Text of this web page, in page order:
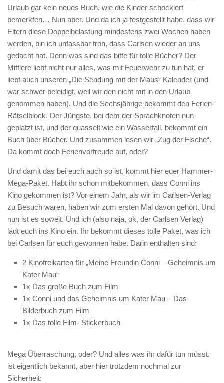
Urlaub gar kein neues Buch, wie die Kinder schockiert
bemerkten… Nun aber. Und da ich ja festgestellt habe, dass wir
Eltern diese Doppelbelastung mindestens zwei Wochen haben
werden, bin ich unfassbar froh, dass Carlsen wieder an uns
gedacht hat. Denn was sind das bitte für tolle Bücher? Der
Mittlere liebt nicht nur alles, was mit Feuerwehr zu tun hat, er
liebt auch unseren „Die Sendung mit der Maus“ Kalender (und
war schwer beleidigt, weil wir den nicht mit in den Urlaub
genommen haben). Und die Sechsjährige bekommt den Ferien-
Rätselblock. Der Jüngste, bei dem der Sprachknoten nun
geplatzt ist, und der quasselt wie ein Wasserfall, bekommt ein
Buch über Bücher. Und zusammen lesen wir „Zug der Fische“.
Da kommt doch Ferienvorfreude auf, oder?
Und damit das bei euch auch so ist, kommt hier euer Hammer-
Mega-Paket. Habt ihr schon mitbekommen, dass Conni ins
Kino gekommen ist? Vor einem Jahr, als wir im Carlsen-Verlag
zu Besuch waren, haben wir zum ersten Mal davon gehört. Und
nun ist es soweit. Und ich (also naja, ok, der Carlsen Verlag)
lädt euch ins Kino ein. Ihr bekommt dieses tolle Paket, was ich
bei Carlsen für euch gewonnen habe. Darin enthalten sind:
2 Kinofreikarten für „Meine Freundin Conni – Geheimnis um
Kater Mau“
1x Das große Buch zum Film
1x Conni und das Geheimnis um Kater Mau – Das
Bilderbuch zum Film
1x Das tolle Film- Stickerbuch
Mega Überraschung, oder? Und alles was ihr dafür tun müsst,
ist eigentlich bekannt, aber hier trotzdem nochmal zur
Sicherheit: